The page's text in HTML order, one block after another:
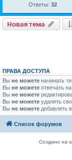
Ответы: 32
Новая тема
Новаятема
ПРАВА ДОСТУПА
Вы не можете начинать
Вы не можете отвечать
Вы не можете
Вы не можете удалять
Вы не можете добавлять
Список форумов
Создано на